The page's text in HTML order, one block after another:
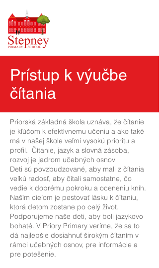
Prístup k výučbe
čítania
Priorská základná škola uznáva, že čítanie
je kľúčom k efektívnemu učeniu a ako také
má v našej škole veľmi vysokú prioritu a
profil. Čítanie, jazyk a slovná zásoba,
rozvoj je jadrom učebných osnov
Deti sú povzbudzované, aby mali z čítania
veľkú radosť, aby čítali samostatne, čo
vedie k dobrému pokroku a oceneniu kníh.
Naším cieľom je pestovať lásku k čítaniu,
ktorá deťom zostane po celý život.
Podporujeme naše deti, aby boli jazykovo
bohaté. V Priory Primary veríme, že sa to
dá najlepšie dosiahnuť širokým čítaním v
rámci učebných osnov, pre informácie a
pre potešenie.